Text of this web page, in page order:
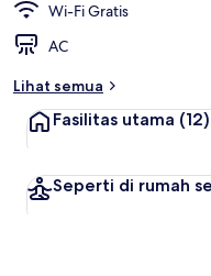
Wi-Fi Gratis
AC
Lihat semua
Fasilitas utama (12)
Seperti di rumah